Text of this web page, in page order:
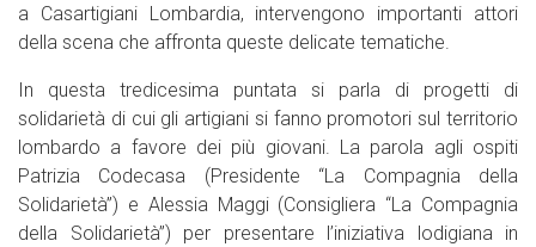
a Casartigiani Lombardia, intervengono importanti attori
della scena che affronta queste delicate tematiche.
In questa tredicesima puntata si parla di progetti di
solidarietà di cui gli artigiani si fanno promotori sul territorio
lombardo a favore dei più giovani. La parola agli ospiti
Patrizia Codecasa (Presidente “La Compagnia della
Solidarietà”) e Alessia Maggi (Consigliera “La Compagnia
della Solidarietà”) per presentare l’iniziativa lodigiana in